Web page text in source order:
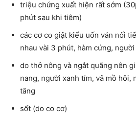
triệu chứng xuất hiện rất sớm
phút sau khi tiêm)
các cơ co giật kiểu uốn ván nối
nhau vài 3 phút, hàm cứng,
do thở nông và ngắt quãng nên
nang, người xanh tím, vã mồ hôi,
tăng
sốt (do co cơ)